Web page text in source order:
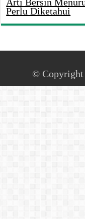
Perlu Diketahui
© Copyright